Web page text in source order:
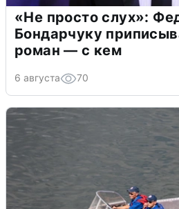
«Не просто слух»:
Бондарчуку
роман — с кем
6 августа 70